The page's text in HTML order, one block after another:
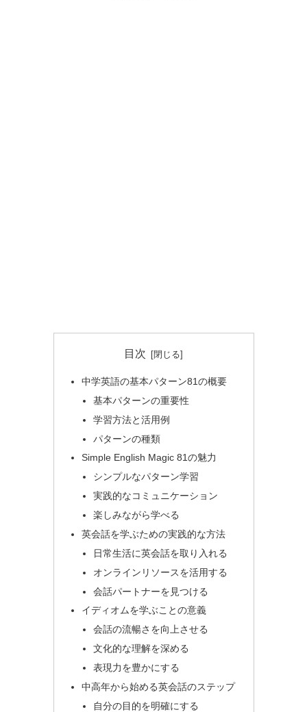
目次
中学英語の基本パターン81の概要
基本パターンの重要性
学習方法と活用例
パターンの種類
Simple English Magic 81の魅力
シンプルなパターン学習
実践的なコミュニケーション
楽しみながら学べる
英会話を学ぶための実践的な方法
日常生活に英会話を取り入れる
オンラインリソースを活用する
会話パートナーを見つける
イディオムを学ぶことの意義
会話の流暢さを向上させる
文化的な理解を深める
表現力を豊かにする
中高年から始める英会話のステップ
自分の目的を明確にする